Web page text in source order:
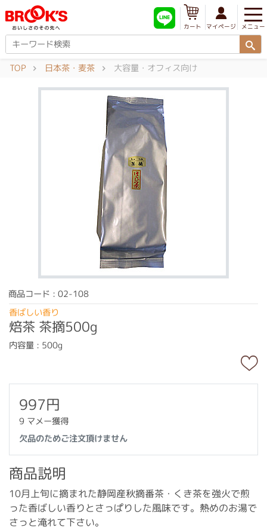
メニュー
マイページ
カート
TOP 日本茶・麦茶 大容量・オフィス向け
商品コード : 02-108
香ばしい香り
焙茶 茶摘500g
内容量 : 500g
997円
9 マメー獲得
欠品のためご注文頂けません
商品説明
10月上旬に摘まれた静岡産秋摘番茶・くき茶を強火で煎
った香ばしい香りとさっぱりした風味です。熱めのお湯で
さっと淹れて下さい。